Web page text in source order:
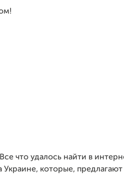
что удалось найти в
которые, предлагают